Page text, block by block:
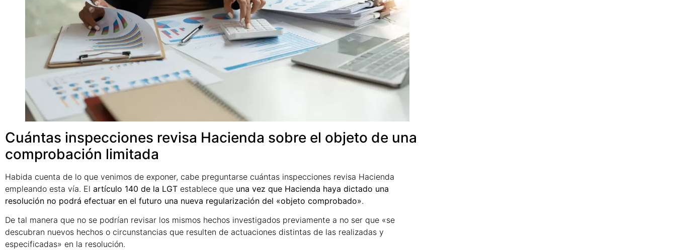
Cuántas inspecciones revisa Hacienda sobre el objeto de una
comprobación limitada
Habida cuenta de lo que venimos de exponer, cabe preguntarse cuántas inspecciones revisa Hacienda
empleando esta vía. El artículo 140 de la LGT establece que una vez que Hacienda haya dictado una
resolución no podrá efectuar en el futuro una nueva regularización del «objeto comprobado».
De tal manera que no se podrían revisar los mismos hechos investigados previamente a no ser que «se
descubran nuevos hechos o circunstancias que resulten de actuaciones distintas de las realizadas y
especificadas» en la resolución.